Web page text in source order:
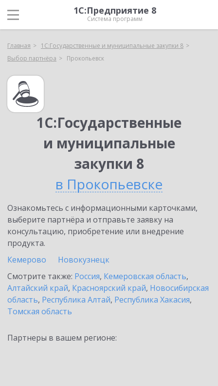
1С:Предприятие 8
Система программ
Главная
1С:Государственные и муниципальные закупки 8
Выбор партнёра
Прокопьевск
1С:Государственные
и муниципальные
закупки 8
в Прокопьевске
Ознакомьтесь с информационными карточками,
выберите партнёра и отправьте заявку на
консультацию, приобретение или внедрение
продукта.
Кемерово
Новокузнецк
Смотрите также: Россия, Кемеровская область,
Алтайский край, Красноярский край, Новосибирская
область, Республика Алтай, Республика Хакасия,
Томская область
Партнеры в вашем регионе: